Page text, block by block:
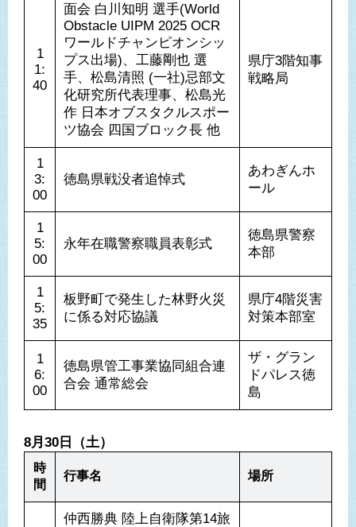
1
1:
40
面会 白川知明 選手(World
Obstacle UIPM 2025 OCR
ワールドチャンピオンシッ
プス出場)、工藤剛也 選
手、松島清照 (一社)忌部文
化研究所代表理事、松島光
作 日本オブスタクルスポー
ツ協会 四国ブロック長 他
県庁3階知事
戦略局
1
3:
00
徳島県戦没者追悼式
あわぎんホ
ール
1
5:
00
永年在職警察職員表彰式
徳島県警察
本部
1
5:
35
板野町で発生した林野火災
に係る対応協議
県庁4階災害
対策本部室
1
6:
00
徳島県管工事業協同組合連
合会 通常総会
ザ・グラン
ドパレス徳
島
8月30日（土）
時
間
行事名 場所
仲西勝典 陸上自衛隊第14旅